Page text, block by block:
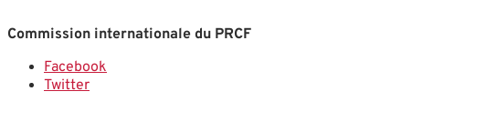
Commission internationale du PRCF
Facebook
Twitter